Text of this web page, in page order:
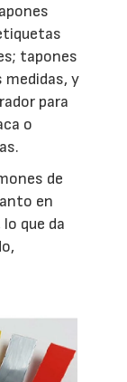
tapones
medidas, y
para
o
de
en
que da